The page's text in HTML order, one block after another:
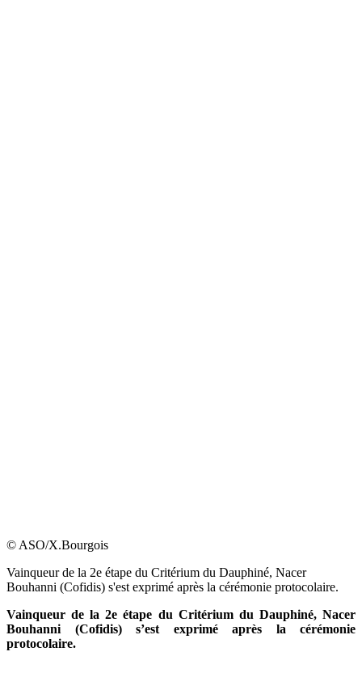
© ASO/X.Bourgois
Vainqueur de la 2e étape du Critérium du Dauphiné, Nacer
Bouhanni (Cofidis) s'est exprimé après la cérémonie protocolaire.
Vainqueur de la 2e étape du Critérium du Dauphiné, Nacer
Bouhanni (Cofidis) s’est exprimé après la cérémonie
protocolaire.